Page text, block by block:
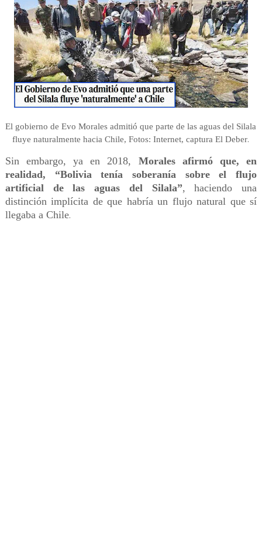
El gobierno de Evo Morales admitió que parte de las aguas del Silala
fluye naturalmente hacia Chile, Fotos: Internet, captura El Deber.
Sin embargo, ya en 2018, Morales afirmó que, en
realidad, “Bolivia tenía soberanía sobre el flujo
artificial de las aguas del Silala”, haciendo una
distinción implícita de que habría un flujo natural que sí
llegaba a Chile.